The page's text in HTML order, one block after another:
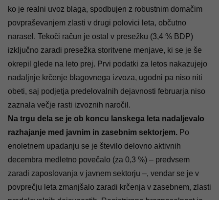
ko je realni uvoz blaga, spodbujen z robustnim domačim
povpraševanjem zlasti v drugi polovici leta, občutno
narasel. Tekoči račun je ostal v presežku (3,4 % BDP)
izključno zaradi presežka storitvene menjave, ki se je še
okrepil glede na leto prej. Prvi podatki za letos nakazujejo
nadaljnje krčenje blagovnega izvoza, ugodni pa niso niti
obeti, saj podjetja predelovalnih dejavnosti februarja niso
zaznala večje rasti izvoznih naročil.
Na trgu dela se je ob koncu lanskega leta nadaljevalo
razhajanje med javnim in zasebnim sektorjem. Po
enoletnem upadanju se je število delovno aktivnih
decembra medletno povečalo (za 0,3 %) – predvsem
zaradi zaposlovanja v javnem sektorju –, vendar se je v
povprečju leta zmanjšalo zaradi krčenja v zasebnem, zlasti